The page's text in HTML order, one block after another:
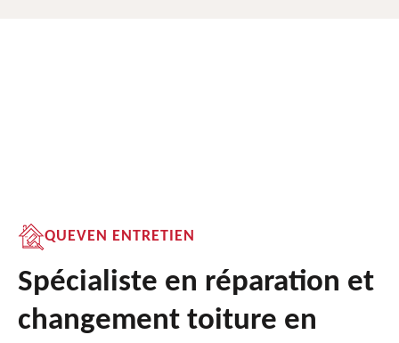
QUEVEN ENTRETIEN
Spécialiste en réparation et
changement toiture en